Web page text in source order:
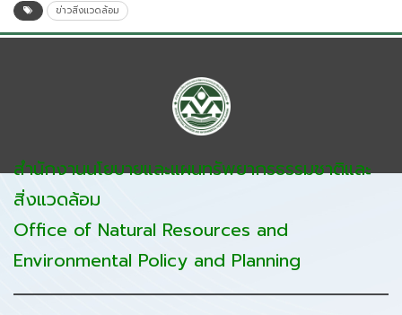
ข่าวสิ่งแวดล้อม
สำนักงานนโยบายและแผนทรัพยากรธรรมชาติและ
สิ่งแวดล้อม
Office of Natural Resources and
Environmental Policy and Planning